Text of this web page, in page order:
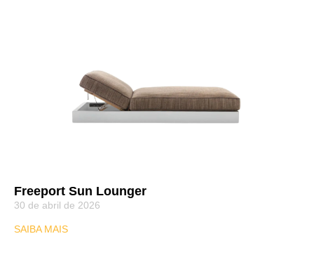
Freeport Sun Lounger
30 de abril de 2026
SAIBA MAIS